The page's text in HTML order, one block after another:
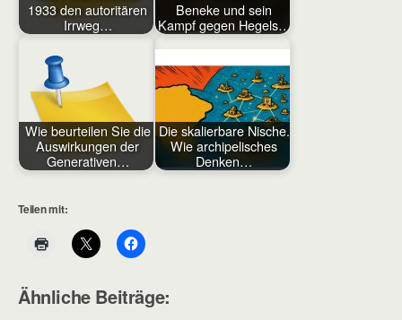
1933 den autoritären
Irrweg…
Beneke und sein
Kampf gegen Hegels…
Wie beurteilen Sie die
Auswirkungen der
Generativen…
Die skalierbare Nische.
Wie archipelisches
Denken…
Teilen mit:
Ähnliche Beiträge: